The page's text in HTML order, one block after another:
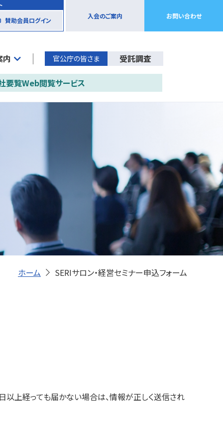
賛助会員ログイン
入会のご案内 お問い合わせ
内 官公庁の皆さま 受託調査
要覧Web閲覧サービス
ホーム SERIサロン・経営セミナー申込フォーム
上経っても届かない場合は、情報が正しく送信され